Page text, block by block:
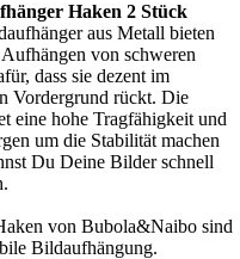
Haken 2 Stück
aus Metall bieten
von schweren
dass sie dezent im
Vordergrund rückt. Die
eine hohe Tragfähigkeit und
um die Stabilität machen
Du Deine Bilder schnell
von Bubola&Naibo sind
Bildaufhängung.